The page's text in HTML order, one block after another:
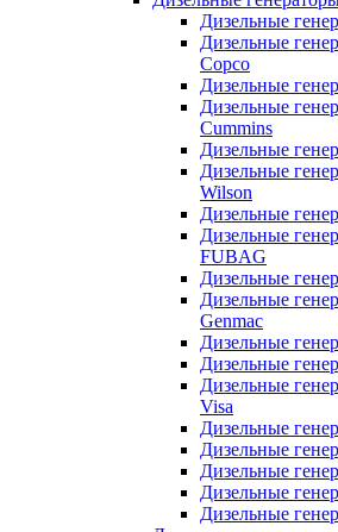
Дизельные
Дизельные
Copco
Дизельные
Дизельные
Cummins
Дизельные
Дизельные
Wilson
Дизельные
Дизельные
FUBAG
Дизельные
Дизельные
Genmac
Дизельные
Дизельные
Дизельные
Visa
Дизельные
Дизельные
Дизельные
Дизельные
Дизельные